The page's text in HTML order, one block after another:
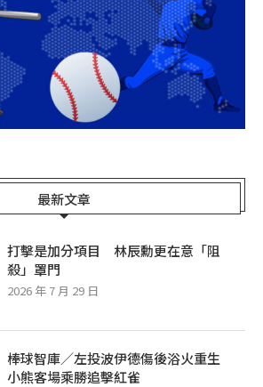
最新文章
打擊是加分項目 林辰勳更在意「阻
殺」罩門
2026 年 7 月 29 日
棒球智庫／左投波伊德傷後浴火重生
小熊客場乘勝追擊紅雀